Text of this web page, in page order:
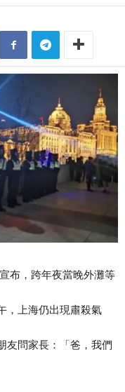
布，跨年夜當晚外灘等
，上海仍出現肅殺氣
友問家長：「爸，我們